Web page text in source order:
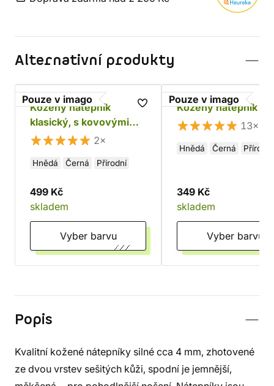
Alternativní produkty
Pouze v imago
Kožený nátepník
klasický, s kovovými
dírkami
2×
Hnědá Černá Přírodní
499 Kč
skladem
Vyber barvu
Pouze v imago
Kožený nátepník
13×
Hnědá Černá Přírodní
349 Kč
skladem
Vyber barvu
Popis
Kvalitní kožené nátepníky silné cca 4 mm, zhotovené
ze dvou vrstev sešitých kůži, spodní je jemnější,